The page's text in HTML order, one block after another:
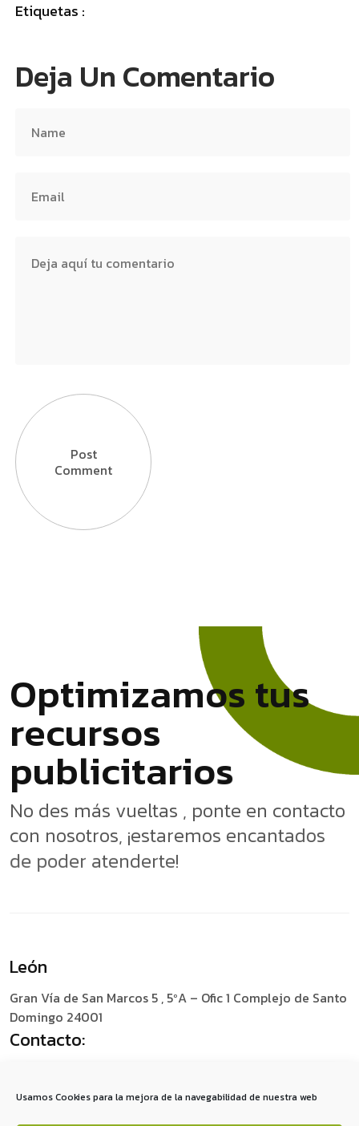
Usamos Cookies para la mejora de la navegabilidad de nuestra web
Etiquetas :
Deja Un Comentario
Post
Comment
Optimizamostus
recursos
publicitarios
No des más vueltas , ponte en contacto
con nosotros, ¡estaremos encantados
de poder atenderte!
León
Gran Vía de San Marcos 5 , 5ºA – Ofic 1 Complejo de Santo
Domingo 24001
Contacto: